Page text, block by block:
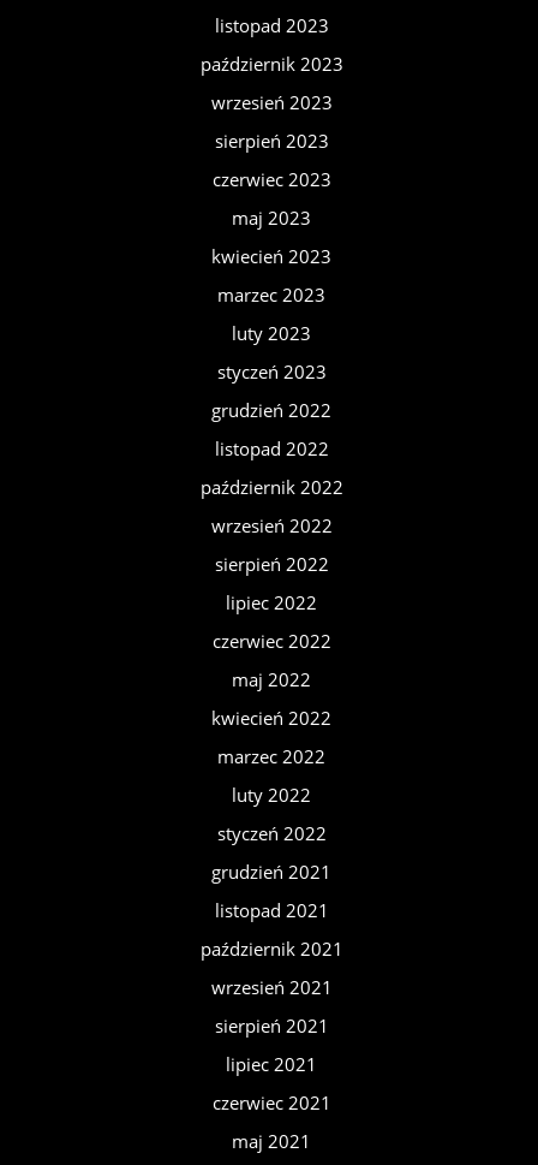
listopad 2023
październik 2023
wrzesień 2023
sierpień 2023
czerwiec 2023
maj 2023
kwiecień 2023
marzec 2023
luty 2023
styczeń 2023
grudzień 2022
listopad 2022
październik 2022
wrzesień 2022
sierpień 2022
lipiec 2022
czerwiec 2022
maj 2022
kwiecień 2022
marzec 2022
luty 2022
styczeń 2022
grudzień 2021
listopad 2021
październik 2021
wrzesień 2021
sierpień 2021
lipiec 2021
czerwiec 2021
maj 2021